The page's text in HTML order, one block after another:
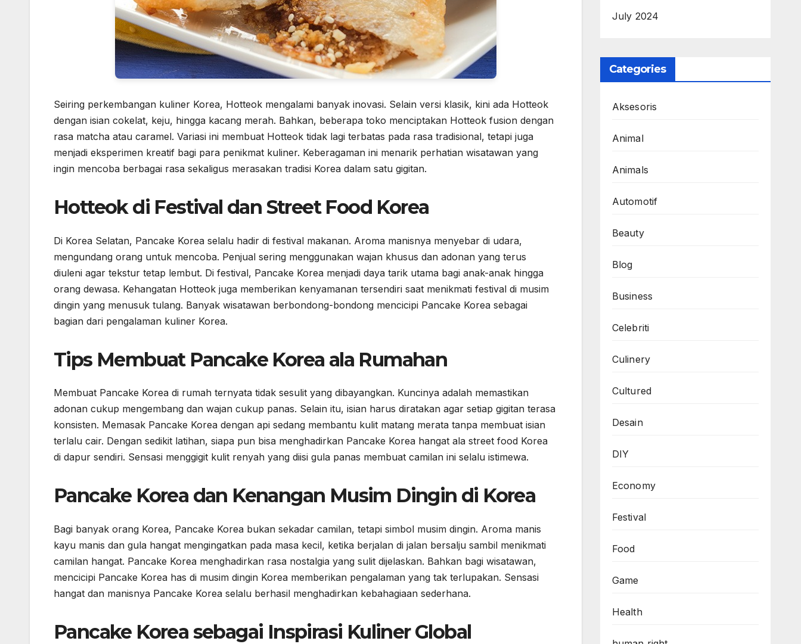
Seiring perkembangan kuliner Korea, Hotteok mengalami banyak inovasi. Selain versi klasik, kini ada Hotteok
dengan isian cokelat, keju, hingga kacang merah. Bahkan, beberapa toko menciptakan Hotteok fusion dengan
rasa matcha atau caramel. Variasi ini membuat Hotteok tidak lagi terbatas pada rasa tradisional, tetapi juga
menjadi eksperimen kreatif bagi para penikmat kuliner. Keberagaman ini menarik perhatian wisatawan yang
ingin mencoba berbagai rasa sekaligus merasakan tradisi Korea dalam satu gigitan.
Hotteok di Festival dan Street Food Korea
Di Korea Selatan, Pancake Korea selalu hadir di festival makanan. Aroma manisnya menyebar di udara,
mengundang orang untuk mencoba. Penjual sering menggunakan wajan khusus dan adonan yang terus
diuleni agar tekstur tetap lembut. Di festival, Pancake Korea menjadi daya tarik utama bagi anak-anak hingga
orang dewasa. Kehangatan Hotteok juga memberikan kenyamanan tersendiri saat menikmati festival di musim
dingin yang menusuk tulang. Banyak wisatawan berbondong-bondong mencicipi Pancake Korea sebagai
bagian dari pengalaman kuliner Korea.
Tips Membuat Pancake Korea ala Rumahan
Membuat Pancake Korea di rumah ternyata tidak sesulit yang dibayangkan. Kuncinya adalah memastikan
adonan cukup mengembang dan wajan cukup panas. Selain itu, isian harus diratakan agar setiap gigitan terasa
konsisten. Memasak Pancake Korea dengan api sedang membantu kulit matang merata tanpa membuat isian
terlalu cair. Dengan sedikit latihan, siapa pun bisa menghadirkan Pancake Korea hangat ala street food Korea
di dapur sendiri. Sensasi menggigit kulit renyah yang diisi gula panas membuat camilan ini selalu istimewa.
Pancake Korea dan Kenangan Musim Dingin di Korea
Bagi banyak orang Korea, Pancake Korea bukan sekadar camilan, tetapi simbol musim dingin. Aroma manis
kayu manis dan gula hangat mengingatkan pada masa kecil, ketika berjalan di jalan bersalju sambil menikmati
camilan hangat. Pancake Korea menghadirkan rasa nostalgia yang sulit dijelaskan. Bahkan bagi wisatawan,
mencicipi Pancake Korea has di musim dingin Korea memberikan pengalaman yang tak terlupakan. Sensasi
hangat dan manisnya Pancake Korea selalu berhasil menghadirkan kebahagiaan sederhana.
Pancake Korea sebagai Inspirasi Kuliner Global
July 2024
Categories
Aksesoris
Animal
Animals
Automotif
Beauty
Blog
Business
Celebriti
Culinery
Cultured
Desain
DIY
Economy
Festival
Food
Game
Health